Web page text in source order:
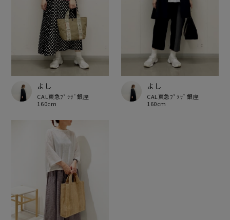
よし
CAL東急ﾌﾟﾗｻﾞ銀座
160cm
よし
CAL東急ﾌﾟﾗｻﾞ銀座
160cm